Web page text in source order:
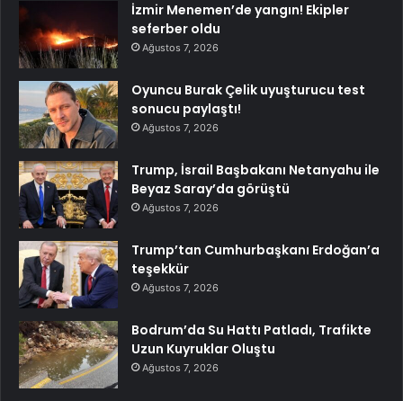
İzmir Menemen’de yangın! Ekipler
seferber oldu
Ağustos 7, 2026
Oyuncu Burak Çelik uyuşturucu test
sonucu paylaştı!
Ağustos 7, 2026
Trump, İsrail Başbakanı Netanyahu ile
Beyaz Saray’da görüştü
Ağustos 7, 2026
Trump’tan Cumhurbaşkanı Erdoğan’a
teşekkür
Ağustos 7, 2026
Bodrum’da Su Hattı Patladı, Trafikte
Uzun Kuyruklar Oluştu
Ağustos 7, 2026